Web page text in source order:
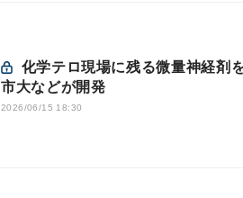
市大などが開発
2026/06/15 18:30